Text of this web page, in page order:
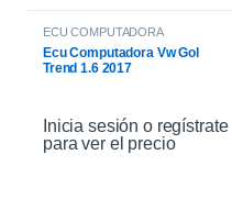
ECU COMPUTADORA
Ecu Computadora Vw Gol
Trend 1.6 2017
Inicia sesión o regístrate
para ver el precio